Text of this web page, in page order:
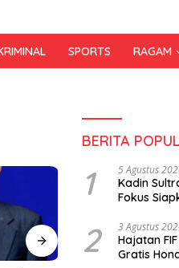
SPORTS RAGAM
BERITA
1 5 Agustus
Kadin
Fokus
2 3 Agustus
Hajatan
Gratis